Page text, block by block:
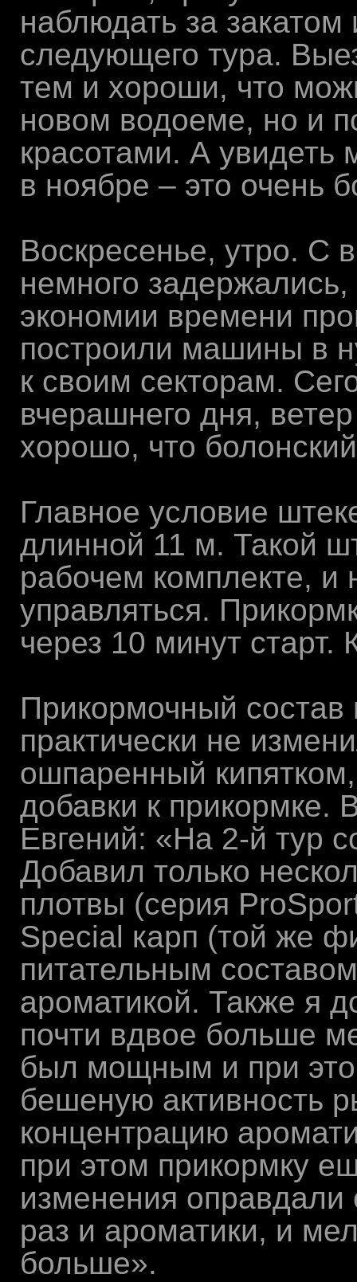
наблюдать за
следующего тура.
тем и хороши, что
новом водоеме, но и
красотами. А увидеть
в ноябре – это очень
Воскресенье, утро. С
немного
экономии времени
построили машины в
к своим секторам.
вчерашнего дня,
хорошо, что
Главное условие
длинной 11 м. Такой
рабочем комплекте,
управляться.
через 10 минут старт.
Прикормочный состав
практически не
ошпаренный
добавки к прикормке.
Евгений: «На 2-й тур
Добавил только
плотвы (серия
Special карп (той же
питательным
ароматикой. Также я
почти вдвое больше
был мощным и при
бешеную активность
концентрацию
при этом прикормку
изменения
раз и ароматики, и
больше».